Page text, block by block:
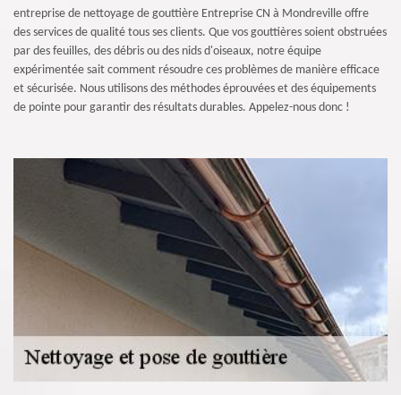
entreprise de nettoyage de gouttière Entreprise CN à Mondreville offre
des services de qualité tous ses clients. Que vos gouttières soient obstruées
par des feuilles, des débris ou des nids d'oiseaux, notre équipe
expérimentée sait comment résoudre ces problèmes de manière efficace
et sécurisée. Nous utilisons des méthodes éprouvées et des équipements
de pointe pour garantir des résultats durables. Appelez-nous donc !